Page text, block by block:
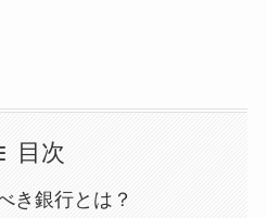
目次
き銀行とは？